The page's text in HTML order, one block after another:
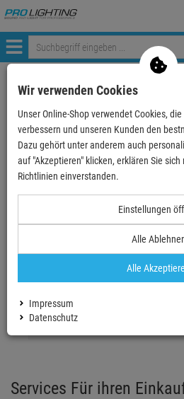
Menü
zurück zum
Echte
Einloggen und Bewertung
Services Für ihren
Wir verwenden Cookies
Unser Online-Shop verwendet Cookies,
verbessern und unseren Kunden den
Dazu gehört unter anderem auch
auf "Akzeptieren" klicken, erklären Sie
Richtlinien einverstanden.
Einstellungen
Alle
Alle
Impressum
Datenschutz